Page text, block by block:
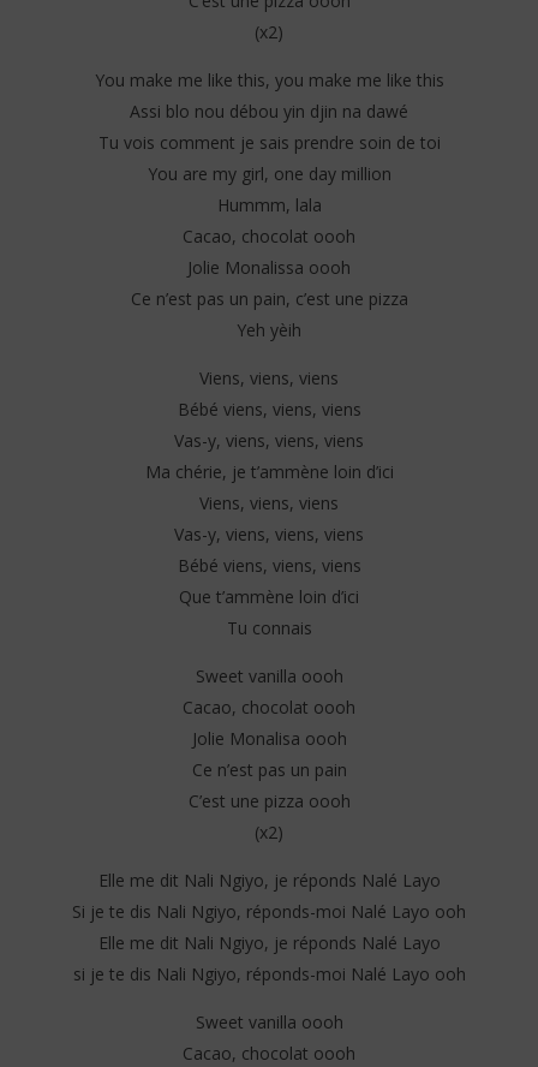
(x2)
You make me like this, you make me like this
Assi blo nou débou yin djin na dawé
Tu vois comment je sais prendre soin de toi
You are my girl, one day million
Hummm, lala
Cacao, chocolat oooh
Jolie Monalissa oooh
Ce n’est pas un pain, c’est une pizza
Yeh yèih
Viens, viens, viens
Bébé viens, viens, viens
Vas-y, viens, viens, viens
Ma chérie, je t’ammène loin d’ici
Viens, viens, viens
Vas-y, viens, viens, viens
Bébé viens, viens, viens
Que t’ammène loin d’ici
Tu connais
Sweet vanilla oooh
Cacao, chocolat oooh
Jolie Monalisa oooh
Ce n’est pas un pain
C’est une pizza oooh
(x2)
Elle me dit Nali Ngiyo, je réponds Nalé Layo
Si je te dis Nali Ngiyo, réponds-moi Nalé Layo ooh
Elle me dit Nali Ngiyo, je réponds Nalé Layo
si je te dis Nali Ngiyo, réponds-moi Nalé Layo ooh
Sweet vanilla oooh
Cacao, chocolat oooh